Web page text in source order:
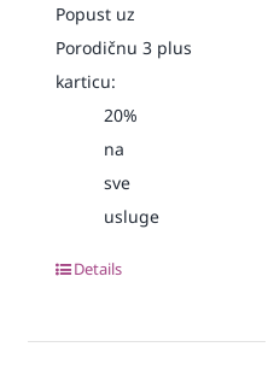
Popust uz
Porodičnu 3 plus
karticu:
20%
na
sve
usluge
Details